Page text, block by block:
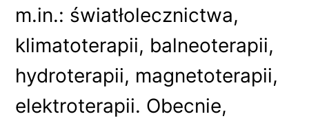
m.in.: światłolecznictwa,
klimatoterapii, balneoterapii,
hydroterapii, magnetoterapii,
elektroterapii. Obecnie,